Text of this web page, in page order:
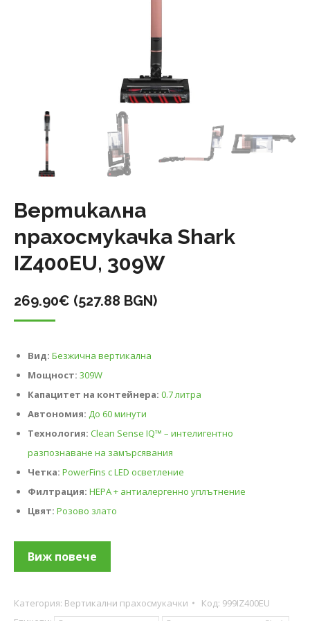
Вертикална
прахосмукачка Shark
IZ400EU, 309W
269.90€ (527.88 BGN)
Вид: Безжична вертикална
Мощност: 309W
Капацитет на контейнера: 0.7 литра
Автономия: До 60 минути
Технология: Clean Sense IQ™ – интелигентно
разпознаване на замърсявания
Четка: PowerFins с LED осветление
Филтрация: HEPA + антиалергенно уплътнение
Цвят: Розово злато
Виж повече
Категория: Вертикални прахосмукачки Код: 999IZ400EU